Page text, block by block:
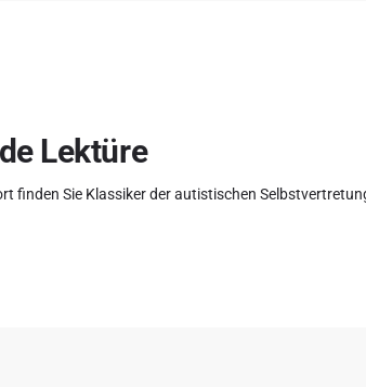
Lektüre
finden Sie Klassiker der autistischen